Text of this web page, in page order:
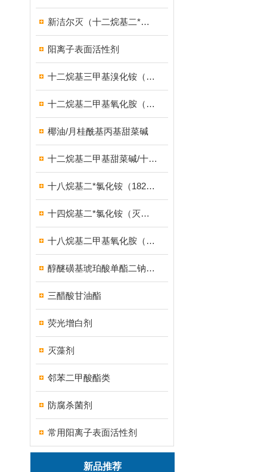
新洁尔灭（十二烷基二*溴化铵）
阳离子表面活性剂
十二烷基三甲基溴化铵（1231溴型）
十二烷基二甲基氧化胺（OB-2调理剂）
椰油/月桂酰基丙基甜菜碱
十二烷基二甲基甜菜碱/十二烷基二甲基胺乙内酯/BS-12
十八烷基二*氯化铵（1827）
十四烷基二*氯化铵（灭藻剂FN7326）
十八烷基二甲基氧化胺（OB-8调理剂）
醇醚磺基琥珀酸单酯二钠盐（MES）
三醋酸甘油酯
荧光增白剂
灭藻剂
邻苯二甲酸酯类
防腐杀菌剂
常用阳离子表面活性剂
新品推荐